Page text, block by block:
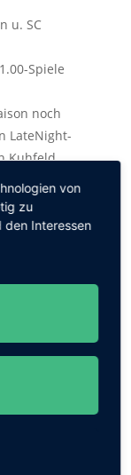
u. SC
Spiele
noch
LateNight-
Kuhfeld
Herrn
von
zu
den Interessen